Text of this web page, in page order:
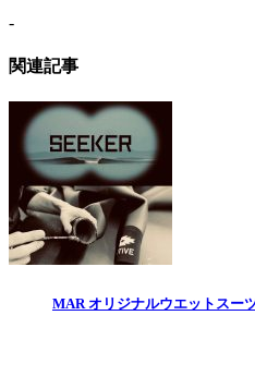
-
関連記事
MAR オリジナルウエットスー